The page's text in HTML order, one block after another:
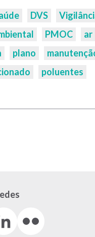
DVS
PMOC ar
plano
poluentes
(link